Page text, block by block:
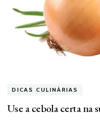
DICAS CULINÁRIAS
Use a cebola certa na